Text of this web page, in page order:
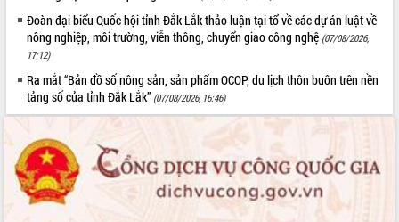
Hòn Yến phát triển du lịch gắn với bảo
tồn biển
Lấy ý kiến điều chỉnh Quy hoạch tỉnh
Đắk Lắk thời kỳ 2021-2030, tầm nhìn
đến năm 2050
Phát động chiến dịch 30 ngày đêm
giải phóng mặt bằng Tuyến đường bộ
ven biển
Đắk Lắk nỗ lực thúc đẩy tăng trưởng
kinh tế từ 10% trở lên trong Quý
II/2026
Đoàn đại biểu Quốc hội tỉnh Đắk Lắk thảo luận tại tổ về các dự án luật về
nông nghiệp, môi trường, viễn thông, chuyển giao công nghệ (07/08/2026,
17:12)
Ra mắt “Bản đồ số nông sản, sản phẩm OCOP, du lịch thôn buôn trên nền
tảng số của tỉnh Đắk Lắk” (07/08/2026, 16:46)